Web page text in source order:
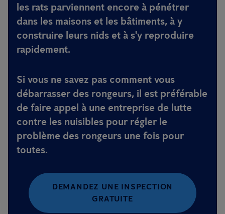
les rats parviennent encore à pénétrer
dans les maisons et les bâtiments, à y
construire leurs nids et à s'y reproduire
rapidement.
Si vous ne savez pas comment vous
débarrasser des rongeurs, il est préférable
de faire appel à une entreprise de lutte
contre les nuisibles pour régler le
problème des rongeurs une fois pour
toutes.
DEMANDEZ UNE INSPECTION
GRATUITE